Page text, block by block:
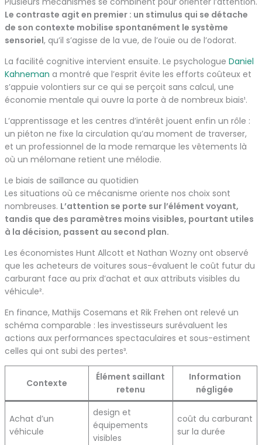
Le contraste agit en premier : un stimulus qui se détache
de son contexte mobilise spontanément le système
sensoriel, qu’il s’agisse de la vue, de l’ouïe ou de l’odorat.
La facilité cognitive intervient ensuite. Le psychologue Daniel
Kahneman a montré que l’esprit évite les efforts coûteux et
s’appuie volontiers sur ce qui se perçoit sans calcul, une
économie mentale qui ouvre la porte à de nombreux biais¹.
L’apprentissage et les centres d’intérêt jouent enfin un rôle :
un piéton ne fixe la circulation qu’au moment de traverser,
et un professionnel de la mode remarque les vêtements là
où un mélomane retient une mélodie.
Le biais de saillance au quotidien
Les situations où ce mécanisme oriente nos choix sont
nombreuses. L’attention se porte sur l’élément voyant,
tandis que des paramètres moins visibles, pourtant utiles
à la décision, passent au second plan.
Les économistes Hunt Allcott et Nathan Wozny ont observé
que les acheteurs de voitures sous-évaluent le coût futur du
carburant face au prix d’achat et aux attributs visibles du
véhicule².
En finance, Mathijs Cosemans et Rik Frehen ont relevé un
schéma comparable : les investisseurs surévaluent les
actions aux performances spectaculaires et sous-estiment
celles qui ont subi des pertes³.
Contexte
Élément saillant
retenu
Information
négligée
Achat d’un
véhicule
design et
équipements
visibles
coût du carburant
sur la durée